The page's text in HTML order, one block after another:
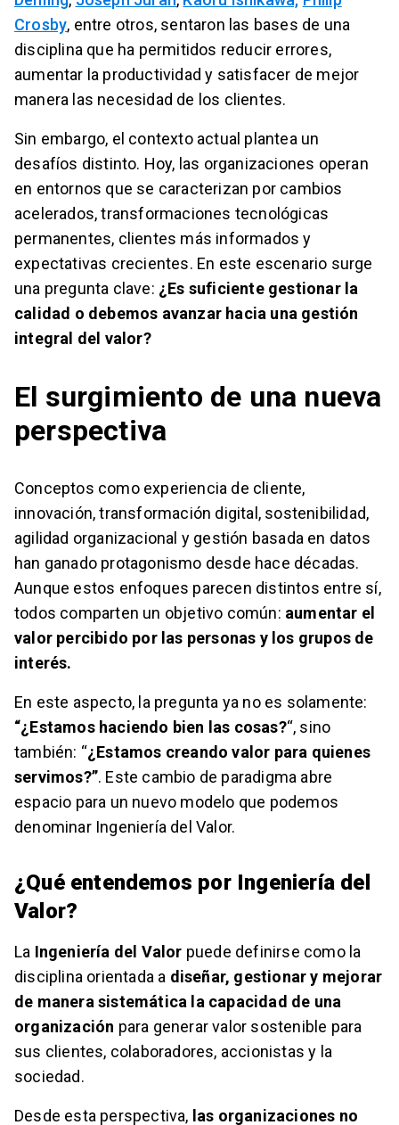
Crosby, entre otros, sentaron las bases de una
disciplina que ha permitidos reducir errores,
aumentar la productividad y satisfacer de mejor
manera las necesidad de los clientes.
Sin embargo, el contexto actual plantea un
desafíos distinto. Hoy, las organizaciones operan
en entornos que se caracterizan por cambios
acelerados, transformaciones tecnológicas
permanentes, clientes más informados y
expectativas crecientes. En este escenario surge
una pregunta clave: ¿Es suficiente gestionar la
calidad o debemos avanzar hacia una gestión
integral del valor?
El surgimiento de una nueva
perspectiva
Conceptos como experiencia de cliente,
innovación, transformación digital, sostenibilidad,
agilidad organizacional y gestión basada en datos
han ganado protagonismo desde hace décadas.
Aunque estos enfoques parecen distintos entre sí,
todos comparten un objetivo común: aumentar el
valor percibido por las personas y los grupos de
interés.
En este aspecto, la pregunta ya no es solamente:
“¿Estamos haciendo bien las cosas?“, sino
también: “¿Estamos creando valor para quienes
servimos?”. Este cambio de paradigma abre
espacio para un nuevo modelo que podemos
denominar Ingeniería del Valor.
¿Qué entendemos por Ingeniería del
Valor?
La Ingeniería del Valor puede definirse como la
disciplina orientada a diseñar, gestionar y mejorar
de manera sistemática la capacidad de una
organización para generar valor sostenible para
sus clientes, colaboradores, accionistas y la
sociedad.
Desde esta perspectiva, las organizaciones no